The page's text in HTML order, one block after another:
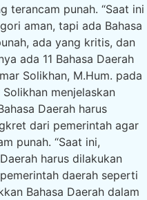
terancam punah. “Saat ini
aman, tapi ada Bahasa
ada yang kritis, dan
ada 11 Bahasa Daerah
Solikhan, M.Hum. pada
menjelaskan
Daerah harus
dari pemerintah agar
punah. “Saat ini,
harus dilakukan
daerah seperti
Bahasa Daerah dalam